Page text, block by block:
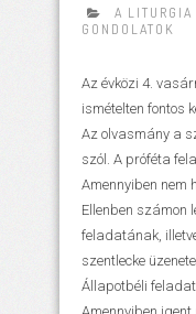
A LITURGIA
GONDOLATOK
Az évközi 4.
ismételten fontos
Az olvasmány a
szól. A próféta
Amennyiben nem
Ellenben számon
feladatának,
szentlecke
Állapotbéli